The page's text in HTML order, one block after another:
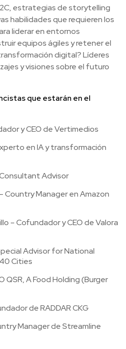
estrategias de storytelling
habilidades que requieren los
liderar en entornos
equipos ágiles y retener el
digital? Líderes
y visiones sobre el futuro
que estarán en el
y CEO de Vertimedios
en IA y transformación
Advisor
Country Manager en Amazon
– Cofundador y CEO de Valora
Advisor for National
Cities
QSR, A Food Holding (Burger
de RADDAR CKG
Manager de Streamline